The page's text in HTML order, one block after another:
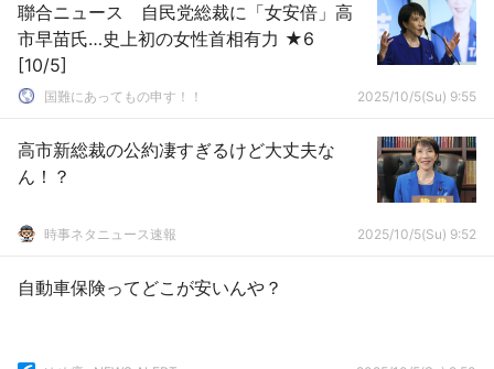
聯合ニュース 自民党総裁に「女安倍」高
市早苗氏…史上初の女性首相有力 ★6
[10/5]
国難にあってもの申す！！ 2025/10/5(Su) 9:55
高市新総裁の公約凄すぎるけど大丈夫な
ん！？
時事ネタニュース速報 2025/10/5(Su) 9:52
自動車保険ってどこが安いんや？